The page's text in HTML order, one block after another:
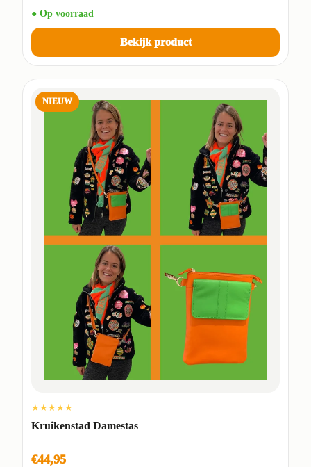
● Op voorraad
Bekijk product
NIEUW
★★★★★
Kruikenstad Damestas
€44,95